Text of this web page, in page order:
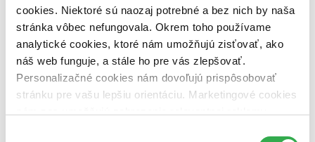
cookies. Niektoré sú naozaj potrebné a bez nich by naša
stránka vôbec nefungovala. Okrem toho používame
analytické cookies, ktoré nám umožňujú zisťovať, ako
náš web funguje, a stále ho pre vás zlepšovať.
Personalizačné cookies nám dovoľujú prispôsobovať
stránku pre vašu lepšiu orientáciu. Marketingové cookies
Bestsellery
Top hodnotené
Novinky
Najdrahšie
Najlacnejšie
Najvyššia zľava